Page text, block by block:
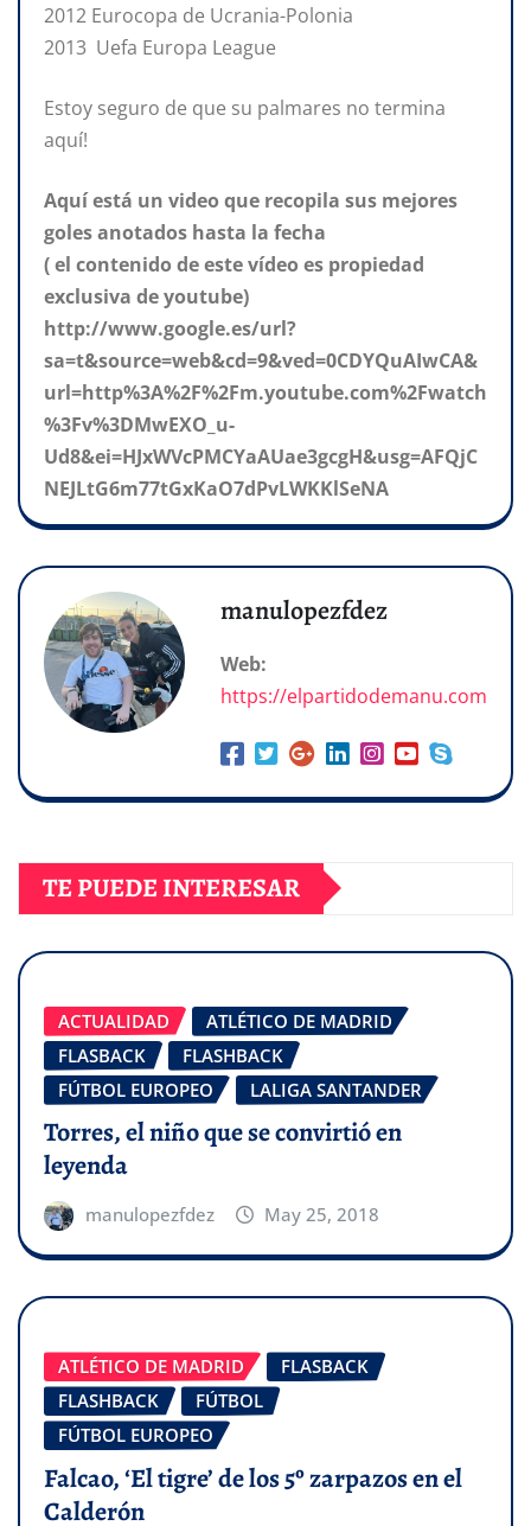
2012 Eurocopa de Ucrania-Polonia
2013 Uefa Europa League
Estoy seguro de que su palmares no termina
aquí!
Aquí está un video que recopila sus mejores
goles anotados hasta la fecha
( el contenido de este vídeo es propiedad
exclusiva de youtube)
http://www.google.es/url?
sa=t&source=web&cd=9&ved=0CDYQuAIwCA&
url=http%3A%2F%2Fm.youtube.com%2Fwatch
%3Fv%3DMwEXO_u-
Ud8&ei=HJxWVcPMCYaAUae3gcgH&usg=AFQjC
NEJLtG6m77tGxKaO7dPvLWKKlSeNA
manulopezfdez
Web:
https://elpartidodemanu.com
TE PUEDE INTERESAR
ACTUALIDAD
ATLÉTICO DE MADRID
FLASBACK
FLASHBACK
FÚTBOL EUROPEO
LALIGA SANTANDER
Torres, el niño que se convirtió en
leyenda
manulopezfdez May 25, 2018
ATLÉTICO DE MADRID
FLASBACK
FLASHBACK
FÚTBOL
FÚTBOL EUROPEO
Falcao, ‘El tigre’ de los 5º zarpazos en el
Calderón